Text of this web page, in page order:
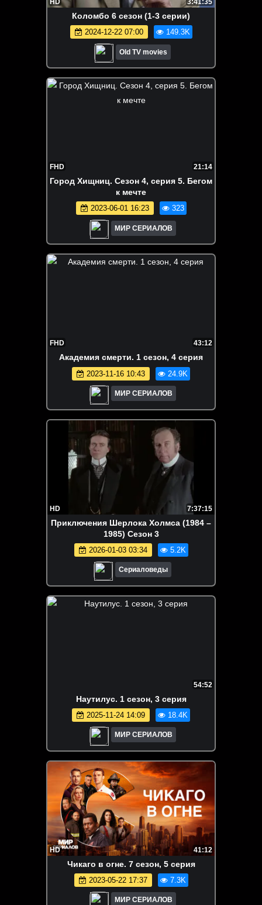
HD 3:41:35
Коломбо 6 сезон (1-3 серии)
2024-12-22 07:00 149.3K
Old TV movies
FHD 21:14
Город Хищниц. Сезон 4, серия 5. Бегом
к мечте
2023-06-01 16:23 323
МИР СЕРИАЛОВ
FHD 43:12
Академия смерти. 1 сезон, 4 серия
2023-11-16 10:43 24.9K
МИР СЕРИАЛОВ
HD 7:37:15
Приключения Шерлока Холмса (1984 –
1985) Сезон 3
2026-01-03 03:34 5.2K
Сериаловеды
54:52
Наутилус. 1 сезон, 3 серия
2025-11-24 14:09 18.4K
МИР СЕРИАЛОВ
HD 41:12
Чикаго в огне. 7 сезон, 5 серия
2023-05-22 17:37 7.3K
МИР СЕРИАЛОВ